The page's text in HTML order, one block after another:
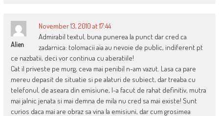
Alien
November 13, 2010 at 17:44
Admirabil textul, buna punerea la punct dar cred ca
zadarnica: tolomacii aia au nevoie de public, indiferent pt
ce nazbatii, deci vor continua cu aberatiile!
Cat il priveste pe murg, ceva mai penibil n-am vazut. Lasa ca pare
mereu depasit de situatie si pe alaturi de subiect, dar treaba cu
telefonul, de aseara din emisiune, l-a facut de rahat definitiv, mutra
mai jalnic jenata si mai demna de mila nu cred sa mai existe! Sunt
curios daca mai are obraz sa vina la emisiuni, dar cum grosimea